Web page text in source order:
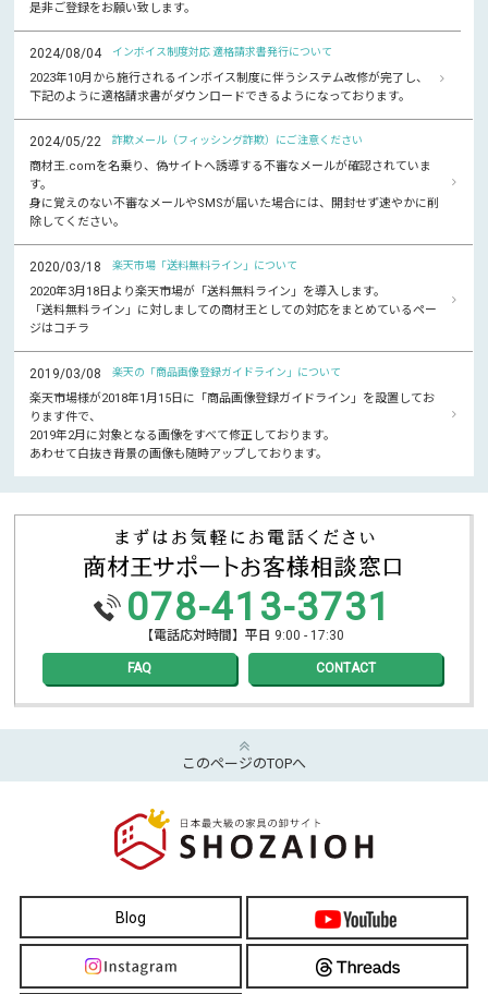
是非ご登録をお願い致します。
2024/08/04 インボイス制度対応 適格請求書発行について
2023年10月から施行されるインボイス制度に伴うシステム改修が完了し、
下記のように適格請求書がダウンロードできるようになっております。
2024/05/22 詐欺メール（フィッシング詐欺）にご注意ください
商材王.comを名乗り、偽サイトへ誘導する不審なメールが確認されていま
す。
身に覚えのない不審なメールやSMSが届いた場合には、開封せず速やかに削
除してください。
2020/03/18 楽天市場「送料無料ライン」について
2020年3月18日より楽天市場が「送料無料ライン」を導入します。
「送料無料ライン」に対しましての商材王としての対応をまとめているペー
ジはコチラ
2019/03/08 楽天の「商品画像登録ガイドライン」について
楽天市場様が2018年1月15日に「商品画像登録ガイドライン」を設置してお
ります件で、
2019年2月に対象となる画像をすべて修正しております。
あわせて白抜き背景の画像も随時アップしております。
078-413-3731
【電話応対時間】平日 9:00 - 17:30
FAQ CONTACT
このページのTOPへ
Blog